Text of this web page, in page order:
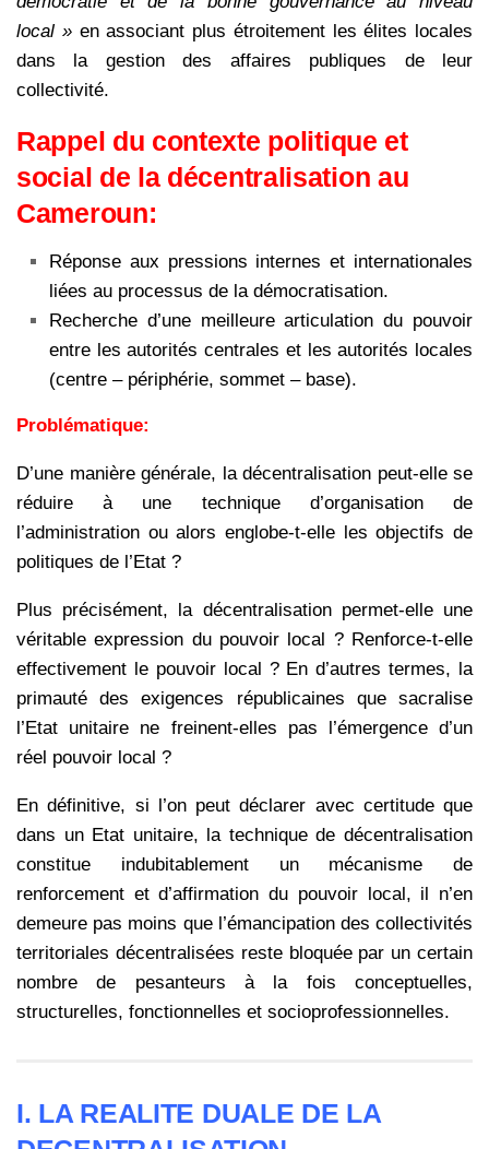
local »en associant plus étroitement les élites locales
dans la gestion des affaires publiques de leur
collectivité.
Rappel du contexte politique et
social de la décentralisation au
Cameroun:
Réponse aux pressions internes et internationales
liées au processus de la démocratisation.
Recherche d’une meilleure articulation du pouvoir
entre les autorités centrales et les autorités locales
(centre – périphérie, sommet – base).
Problématique:
D’une manière générale, la décentralisation peut-elle se
réduire à une technique d’organisation de
l’administration ou alors englobe-t-elle les objectifs de
politiques de l’Etat ?
Plus précisément, la décentralisation permet-elle une
véritable expression du pouvoir local ? Renforce-t-elle
effectivement le pouvoir local ? En d’autres termes, la
primauté des exigences républicaines que sacralise
l’Etat unitaire ne freinent-elles pas l’émergence d’un
réel pouvoir local ?
En définitive, si l’on peut déclarer avec certitude que
dans un Etat unitaire, la technique de décentralisation
constitue indubitablement un mécanisme de
renforcement et d’affirmation du pouvoir local, il n’en
demeure pas moins que l’émancipation des collectivités
territoriales décentralisées reste bloquée par un certain
nombre de pesanteurs à la fois conceptuelles,
structurelles, fonctionnelles et socioprofessionnelles.
I. LA REALITE DUALE DE LA